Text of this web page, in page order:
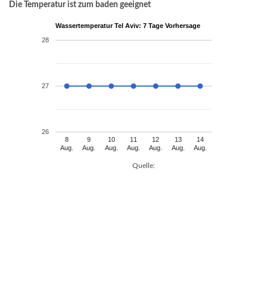
Die Temperatur ist zum baden geeignet
Wassertemperatur Tel Aviv: 7 Tage Vorhersage
8
Aug.
9
Aug.
10
Aug.
11
Aug.
12
Aug.
13
Aug.
14
Aug.
26
27
28
Quelle: